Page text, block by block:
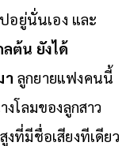
อยู่นั่นเอง และ
ต้น ยังได้
า ลูกยายแฟงคนนี้
งโลมของลูกสาว
ที่มีชื่อเสียงทีเดียว